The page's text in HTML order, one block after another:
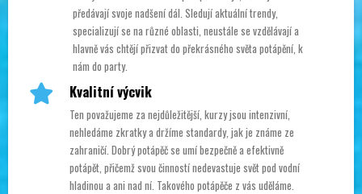
předávají svoje nadšení dál. Sledují aktuální trendy,
specializují se na různé oblasti, neustále se vzdělávají a
hlavně vás chtějí přizvat do překrásného světa potápění, k
nám do party.
Kvalitní výcvik
Ten považujeme za nejdůležitější, kurzy jsou intenzivní,
nehledáme zkratky a držíme standardy, jak je známe ze
zahraničí. Dobrý potápěč se umí bezpečně a efektivně
potápět, přičemž svou činností nedevastuje svět pod vodní
hladinou a ani nad ní. Takového potápěče z vás uděláme.